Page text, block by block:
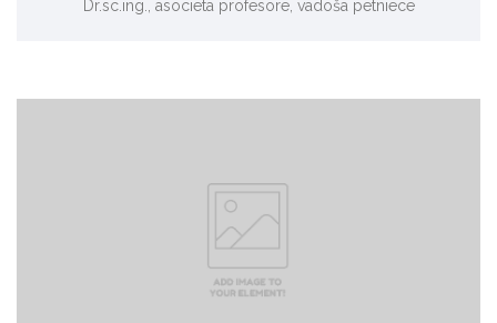
Dr.sc.ing., asociētā profesore, vadošā pētniece